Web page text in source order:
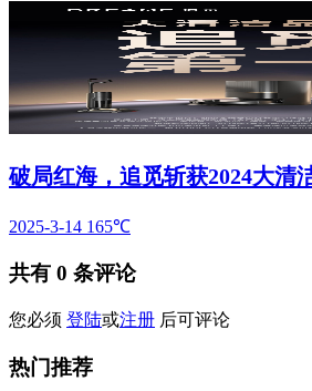
破局红海，追觅斩获2024大清
2025-3-14 165℃
共有 0 条评论
您必须 登陆或注册 后可评论
热门推荐